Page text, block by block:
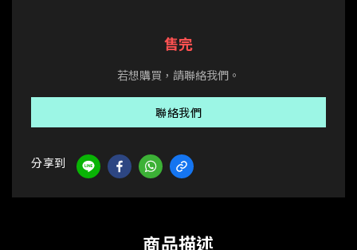
售完
若想購買，請聯絡我們。
聯絡我們
分享到
商品描述